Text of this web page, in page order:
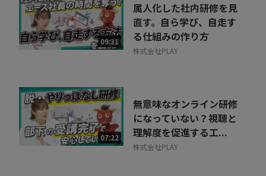
09:31
属人化した社内研修を見
直す。自ら学び、自走す
る仕組みの作り方
株式会社PLAY
07:22
無意味なオンライン研修
になっていない？視聴と
理解度を促進する工...
株式会社PLAY